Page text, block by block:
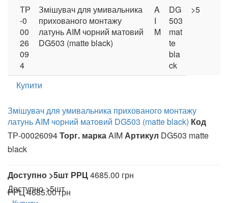
ТР
-0
00
26
09
4
Змішувач для умивальника
прихованого монтажу
латунь AIM чорний матовий
DG503 (matte black)
A
I
M
DG
503
mat
te
bla
ck
>5
Купити
Змішувач для умивальника прихованого монтажу
латунь AIM чорний матовий DG503 (matte black) Код
ТР-00026094Торг. маркаAIMАртикул DG503 matte
black
Доступно >5шт РРЦ4685.00 грн
Доступно>5шт
РРЦ4685.00 грн